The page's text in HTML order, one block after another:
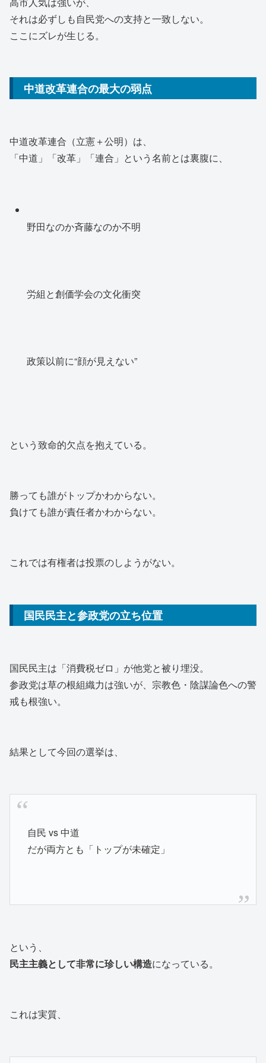
それは必ずしも自民党への支持と一致しない。
ここにズレが生じる。
中道改革連合の最大の弱点
中道改革連合（立憲＋公明）は、
「中道」「改革」「連合」という名前とは裏腹に、
野田なのか斉藤なのか不明
労組と創価学会の文化衝突
政策以前に“顔が見えない”
という致命的欠点を抱えている。
勝っても誰がトップかわからない。
負けても誰が責任者かわからない。
これでは有権者は投票のしようがない。
国民民主と参政党の立ち位置
国民民主は「消費税ゼロ」が他党と被り埋没。
参政党は草の根組織力は強いが、宗教色・陰謀論色への警
戒も根強い。
結果として今回の選挙は、
自民 vs 中道
だが両方とも「トップが未確定」
という、
民主主義として非常に珍しい構造になっている。
これは実質、